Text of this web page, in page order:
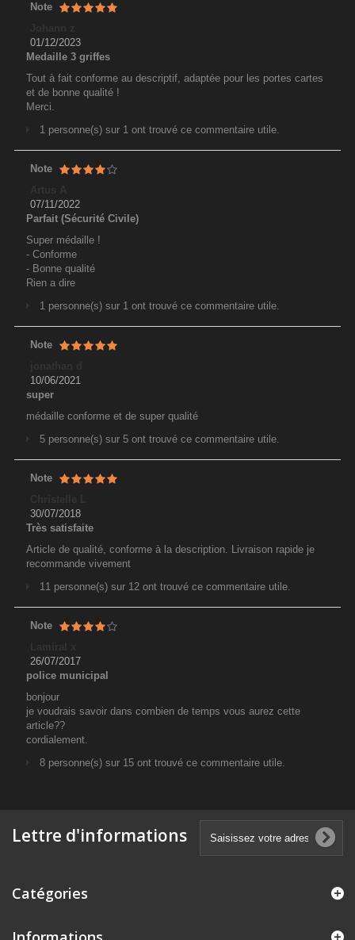
Note
01/12/2023
Medaille 3 griffes
Tout à fait conforme au descriptif, adaptée pour les portes cartes
et de bonne qualité !
Merci.
1 personne(s) sur 1 ont trouvé ce commentaire utile.
Note
07/11/2022
Parfait (Sécurité Civile)
Super médaille !
- Conforme
- Bonne qualité
Rien a dire
1 personne(s) sur 1 ont trouvé ce commentaire utile.
Note
10/06/2021
super
médaille conforme et de super qualité
5 personne(s) sur 5 ont trouvé ce commentaire utile.
Note
30/07/2018
Très satisfaite
Article de qualité, conforme à la description. Livraison rapide je
recommande vivement
11 personne(s) sur 12 ont trouvé ce commentaire utile.
Note
26/07/2017
police municipal
bonjour
je voudrais savoir dans combien de temps vous aurez cette
article??
cordialement.
8 personne(s) sur 15 ont trouvé ce commentaire utile.
Lettre d'informations
Catégories